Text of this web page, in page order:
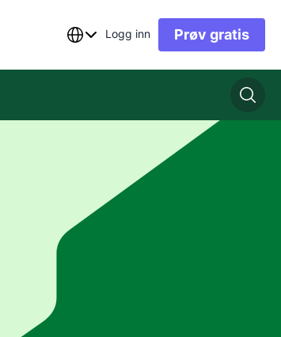
Logg inn Prøv gratis